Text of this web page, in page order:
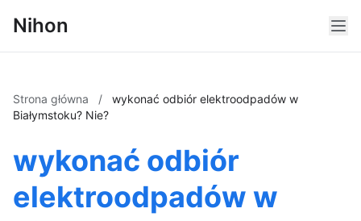
Nihon
Strona główna /
wykonać odbiór elektroodpadów w
Białymstoku? Nie?
wykonać odbiór
elektroodpadów w